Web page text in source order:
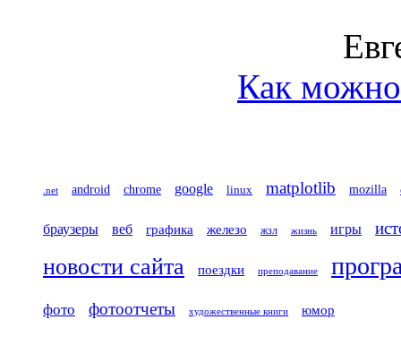
Как можно
.net android chrome google linux matplotlib mozilla
браузеры веб графика железо жзл жизнь игры
новости сайта поездки преподавание
фото фотоотчеты художественные книги юмор